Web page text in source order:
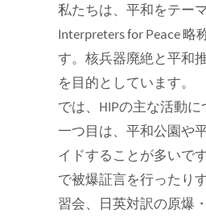
私たちは、平和をテー
Interpreters for Peace
す。核兵器廃絶と平和
を目的としています。
では、HIPの主な活動に
一つ目は、平和公園や
イドすることが多いで
で被爆証言を行ったり
習会、日英対訳の原爆